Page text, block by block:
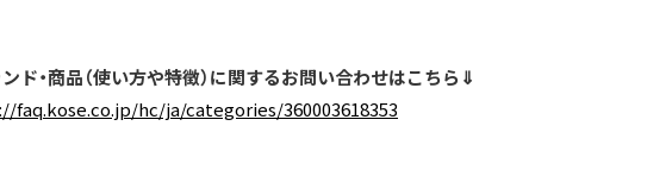
ド・商品（使い方や特徴）に関するお問い合わせはこちら⇓
faq.kose.co.jp/hc/ja/categories/360003618353